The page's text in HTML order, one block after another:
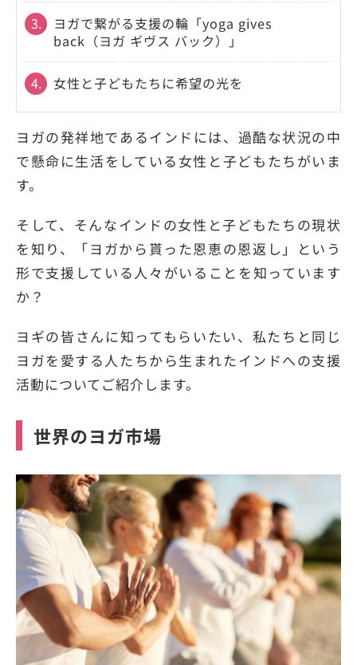
3.
ヨガで繋がる支援の輪「yoga gives
back（ヨガ ギヴス バック）」
4. 女性と子どもたちに希望の光を
ヨガの発祥地であるインドには、過酷な状況の中
で懸命に生活をしている女性と子どもたちがいま
す。
そして、そんなインドの女性と子どもたちの現状
を知り、「ヨガから貰った恩恵の恩返し」という
形で支援している人々がいることを知っています
か？
ヨギの皆さんに知ってもらいたい、私たちと同じ
ヨガを愛する人たちから生まれたインドへの支援
活動についてご紹介します。
世界のヨガ市場